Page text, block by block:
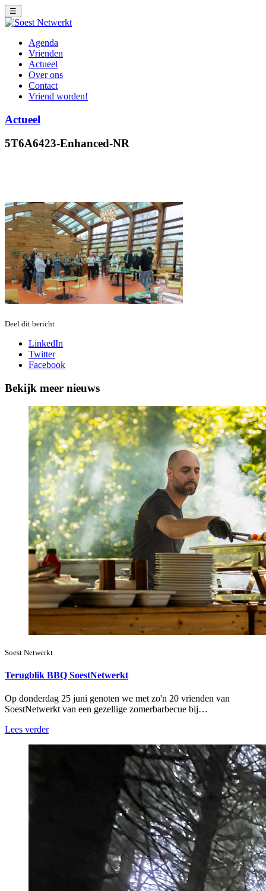
☰
Agenda
Vrienden
Actueel
Over ons
Contact
Vriend worden!
Actueel
5T6A6423-Enhanced-NR
Deel dit bericht
LinkedIn
Twitter
Facebook
Bekijk meer nieuws
Soest Netwerkt
Terugblik BBQ SoestNetwerkt
Op donderdag 25 juni genoten we met zo'n 20 vrienden van
SoestNetwerkt van een gezellige zomerbarbecue bij…
Lees verder